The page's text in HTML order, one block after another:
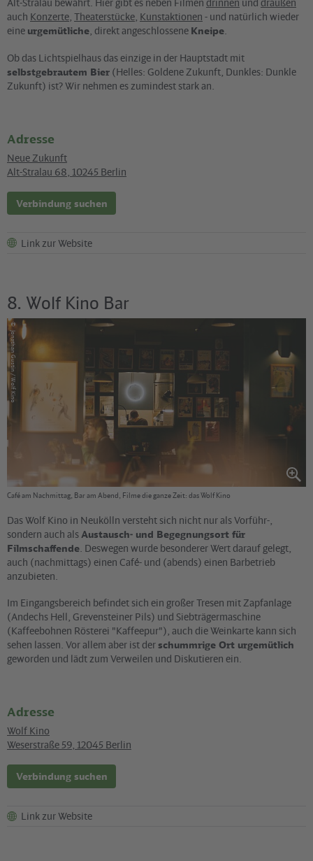
Alt-Stralau bewahrt. Hier gibt es neben Filmen drinnen und draußen
auch Konzerte Theaterstücke Kunstaktionen - und natürlich wieder
eine urgemütliche , direkt angeschlossene Kneipe
Ob das Lichtspielhaus das einzige in der Hauptstadt mit
selbstgebrautem Bier (Helles: Goldene Zukunft, Dunkles: Dunkle
Zukunft) ist? Wir nehmen es zumindest stark an.
Adresse
Neue Zukunft
Alt-Stralau 68 10245 Berlin
Verbindung suchen
Link zur Website
8. Wolf Kino Bar
©
Jonathan Gustin / Wolf Kino
Café am Nachmittag, Bar am Abend, Filme die ganze Zeit: das Wolf Kino
Das Wolf Kino in Neukölln versteht sich nicht nur als Vorführ-,
sondern auch als Austausch- und Begegnungsort für
Filmschaffende . Deswegen wurde besonderer Wert darauf gelegt,
auch (nachmittags) einen Café- und (abends) einen Barbetrieb
anzubieten.
Im Eingangsbereich befindet sich ein großer Tresen mit Zapfanlage
(Andechs Hell, Grevensteiner Pils) und Siebträgermaschine
(Kaffeebohnen Rösterei "Kaffeepur"), auch die Weinkarte kann sich
sehen lassen. Vor allem aber ist derschummrige Ort urgemütlich
geworden und lädt zum Verweilen und Diskutieren ein.
Adresse
Wolf Kino
Weserstraße 59 12045 Berlin
Verbindung suchen
Link zur Website